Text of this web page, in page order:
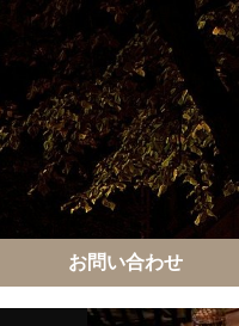
お問い合わせ